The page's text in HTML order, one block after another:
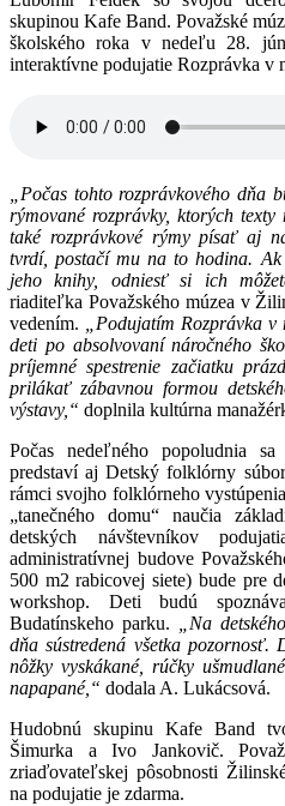
skupinou Kafe Band. Považské
školského roka v nedeľu 28.
interaktívne podujatie Rozprávka v
„Počas tohto rozprávkového dňa
rýmované rozprávky, ktorých
také rozprávkové rýmy písať aj
tvrdí, postačí mu na to hodina.
jeho knihy, odniesť si ich
riaditeľka Považského múzea v
vedením.
„Podujatím Rozprávka
deti po absolvovaní náročného
príjemné spestrenie začiatku
prilákať zábavnou formou
výstavy,“ doplnila kultúrna
Počas nedeľného popoludnia
predstaví aj Detský folklórny
rámci svojho folklórneho
„tanečného domu“ naučia
detských návštevníkov
administratívnej budove
500 m2 rabicovej siete) bude pre
workshop. Deti budú
Budatínskeho parku.
„Na
dňa sústredená všetka
nôžky vyskákané, rúčky
napapané,“ dodala A. Lukácsová.
Hudobnú skupinu Kafe Band
Šimurka a Ivo Jankovič.
zriaďovateľskej pôsobnosti
na podujatie je zdarma.